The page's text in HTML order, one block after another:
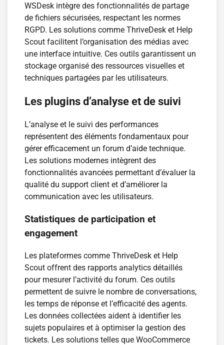
WSDesk intègre des fonctionnalités de partage
de fichiers sécurisées, respectant les normes
RGPD. Les solutions comme ThriveDesk et Help
Scout facilitent l’organisation des médias avec
une interface intuitive. Ces outils garantissent un
stockage organisé des ressources visuelles et
techniques partagées par les utilisateurs.
Les plugins d’analyse et de suivi
L’analyse et le suivi des performances
représentent des éléments fondamentaux pour
gérer efficacement un forum d’aide technique.
Les solutions modernes intègrent des
fonctionnalités avancées permettant d’évaluer la
qualité du support client et d’améliorer la
communication avec les utilisateurs.
Statistiques de participation et
engagement
Les plateformes comme ThriveDesk et Help
Scout offrent des rapports analytics détaillés
pour mesurer l’activité du forum. Ces outils
permettent de suivre le nombre de conversations,
les temps de réponse et l’efficacité des agents.
Les données collectées aident à identifier les
sujets populaires et à optimiser la gestion des
tickets. Les solutions telles que WooCommerce